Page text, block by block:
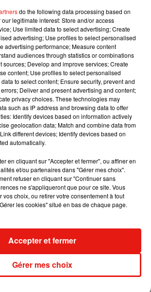
cagnotte a déjà récolté plus de 6.600
do the following data processing based on
legitimate interest: Store and/or access
Use limited data to select advertising; Create
advertising; Use profiles to select personalised
advertising performance; Measure content
audiences through statistics or combinations
sources; Develop and improve services; Create
content; Use profiles to select personalised
to select content; Ensure security, prevent and
Deliver and present advertising and content;
privacy choices. These technologies may
such as IP address and browsing data to offer
Identify devices based on information actively
geolocation data; Match and combine data from
different devices; Identify devices based on
automatically.
en cliquant sur "Accepter et fermer", ou affiner en
et/ou partenaires dans "Gérer mes choix".
refuser en cliquant sur "Continuer sans
ne s'appliqueront que pour ce site. Vous
vos choix, ou retirer votre consentement à tout
les cookies" situé en bas de chaque page.
Gérer mes choix
Accepter et fermer